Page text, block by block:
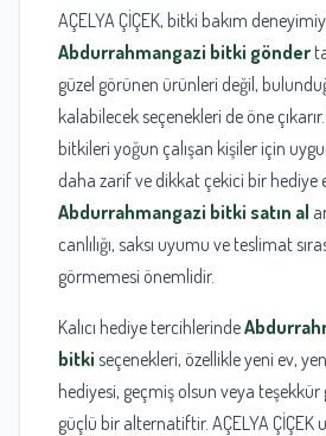
AÇELYA ÇİÇEK, bitki bakım
Abdurrahmangazi bitki gönder
güzel görünen ürünleri değil,
kalabilecek seçenekleri de öne
bitkileri yoğun çalışan kişiler için
daha zarif ve dikkat çekici bir hediye
Abdurrahmangazi bitki satın al
canlılığı, saksı uyumu ve teslimat
görmemesi önemlidir.
Kalıcı hediye tercihlerinde
bitki seçenekleri, özellikle yeni ev,
hediyesi, geçmiş olsun veya
güçlü bir alternatiftir. AÇELYA